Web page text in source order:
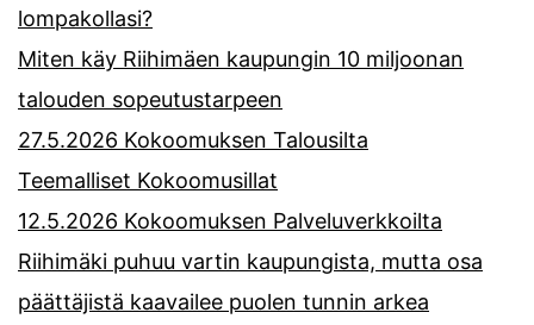
lompakollasi?
Miten käy Riihimäen kaupungin 10 miljoonan
talouden sopeutustarpeen
27.5.2026 Kokoomuksen Talousilta
Teemalliset Kokoomusillat
12.5.2026 Kokoomuksen Palveluverkkoilta
Riihimäki puhuu vartin kaupungista, mutta osa
päättäjistä kaavailee puolen tunnin arkea